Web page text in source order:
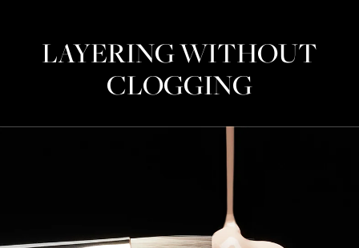
LAYERING WITHOUT
CLOGGING